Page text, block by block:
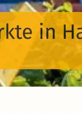
in